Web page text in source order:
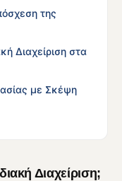
της
Διαχείριση στα
με Σκέψη
Διαχείριση;